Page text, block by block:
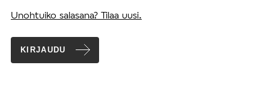
Unohtuiko salasana? Tilaa uusi.
KIRJAUDU